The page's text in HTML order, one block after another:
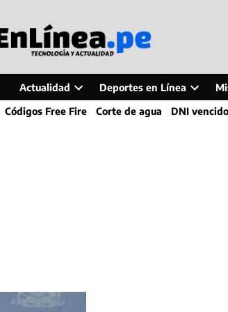
Actualidad
Open
dropdown
Deportes en Línea
Open
dropdown
Códigos Free Fire Corte de agua DNI vencido